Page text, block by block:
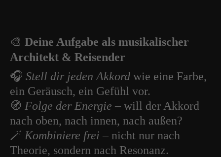
🎨 Deine Aufgabe als musikalischer
Architekt & Reisender
🎧 Stell dir jeden Akkord wie eine Farbe,
ein Geräusch, ein Gefühl vor.
🧭 Folge der Energie – will der Akkord
nach oben, nach innen, nach außen?
🪄 Kombiniere frei – nicht nur nach
Theorie, sondern nach Resonanz.